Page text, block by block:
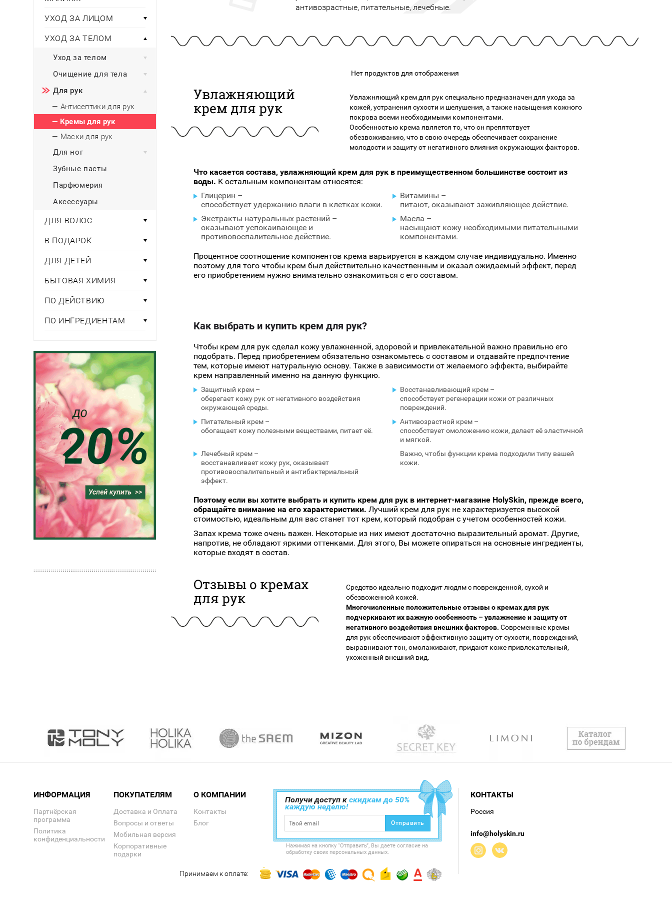
В подарок
Для мужчин
Здоровье
Бытовая химия
Подборки
Хайлайтер / Бронзатор
Карандаши для глаз
Тени для век
Туши для ресниц
Блески
Карандаши для губ
Для очистки
Щеточки
Трафареты
подарочные наборы
Подборки
УХОД ЗА ЛИЦОМ
УХОД ЗА ТЕЛОМ
Уход за телом
Очищение для тела
Для рук
— Антисептики для рук
— Кремы для рук
— Маски для рук
Для ног
Зубные пасты
Парфюмерия
Аксессуары
ДЛЯ ВОЛОС
В ПОДАРОК
ДЛЯ ДЕТЕЙ
БЫТОВАЯ ХИМИЯ
ПО ДЕЙСТВИЮ
ПО ИНГРЕДИЕНТАМ
антивозрастные, питательные, лечебные.
Нет продуктов для отображения
Увлажняющий
крем для рук
Увлажняющий крем для рук специально предназначен для ухода за
кожей, устранения сухости и шелушения, а также насыщения кожного
покрова всеми необходимыми компонентами.
Особенностью крема является то, что он препятствует
обезвоживанию, что в свою очередь обеспечивает сохранение
молодости и защиту от негативного влияния окружающих факторов.
Что касается состава, увлажняющий крем для рук в преимущественном большинстве состоит из
воды. К остальным компонентам относятся:
Глицерин –
способствует удержанию влаги в клетках кожи.
Витамины –
питают, оказывают заживляющее действие.
Экстракты натуральных растений –
оказывают успокаивающее и
противовоспалительное действие.
Масла –
насыщают кожу необходимыми питательными
компонентами.
Процентное соотношение компонентов крема варьируется в каждом случае индивидуально. Именно
поэтому для того чтобы крем был действительно качественным и оказал ожидаемый эффект, перед
его приобретением нужно внимательно ознакомиться с его составом.
Как выбрать и купить крем для рук?
Чтобы крем для рук сделал кожу увлажненной, здоровой и привлекательной важно правильно его
подобрать. Перед приобретением обязательно ознакомьтесь с составом и отдавайте предпочтение
тем, которые имеют натуральную основу. Также в зависимости от желаемого эффекта, выбирайте
крем направленный именно на данную функцию.
Защитный крем –
оберегает кожу рук от негативного воздействия
окружающей среды.
Восстанавливающий крем –
способствует регенерации кожи от различных
повреждений.
Питательный крем –
обогащает кожу полезными веществами, питает её.
Антивозрастной крем –
способствует омоложению кожи, делает её эластичной
и мягкой.
Лечебный крем –
восстанавливает кожу рук, оказывает
противовоспалительный и антибактериальный
эффект.
Важно, чтобы функции крема подходили типу вашей
кожи.
Поэтому если вы хотите выбрать и купить крем для рук в интернет-магазине HolySkin, прежде всего,
обращайте внимание на его характеристики. Лучший крем для рук не характеризуется высокой
стоимостью, идеальным для вас станет тот крем, который подобран с учетом особенностей кожи.
Запах крема тоже очень важен. Некоторые из них имеют достаточно выразительный аромат. Другие,
напротив, не обладают яркими оттенками. Для этого, Вы можете опираться на основные ингредиенты,
которые входят в состав.
Отзывы о кремах
для рук
Средство идеально подходит людям с поврежденной, сухой и
обезвоженной кожей.
Многочисленные положительные отзывы о кремах для рук
подчеркивают их важную особенность – увлажнение и защиту от
негативного воздействия внешних факторов. Современные кремы
для рук обеспечивают эффективную защиту от сухости, повреждений,
выравнивают тон, омолаживают, придают коже привлекательный,
ухоженный внешний вид.
ИНФОРМАЦИЯ
Партнёрская
программа
Политика
конфиденциальности
ПОКУПАТЕЛЯМ
Доставка и Оплата
Вопросы и ответы
Мобильная версия
Корпоративные
подарки
О КОМПАНИИ
Контакты
Блог
Получи доступ к скидкам до 50%
каждую неделю!
Отправить
Нажимая на кнопку “Отправить”, Вы даете согласие на
обработку своих персональных данных.
Принимаем к оплате:
КОНТАКТЫ
Россия
info@holyskin.ru